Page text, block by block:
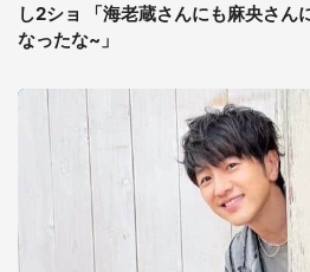
し2ショ 「海老蔵さんにも麻央さん
なったな~」